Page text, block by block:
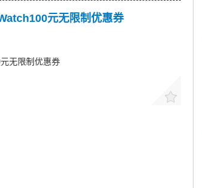
元无限制优惠券
无限制优惠券